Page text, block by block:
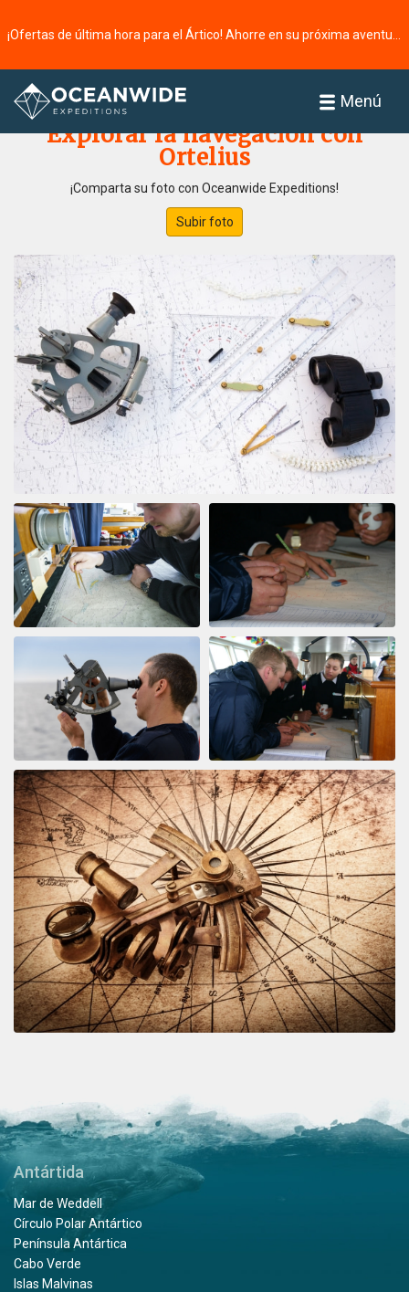
Menú
Página principal
Explorar la navegación con
Ortelius
¡Comparta su foto con Oceanwide Expeditions!
Subir foto
Antártida
Mar de Weddell
Círculo Polar Antártico
Península Antártica
Cabo Verde
Islas Malvinas